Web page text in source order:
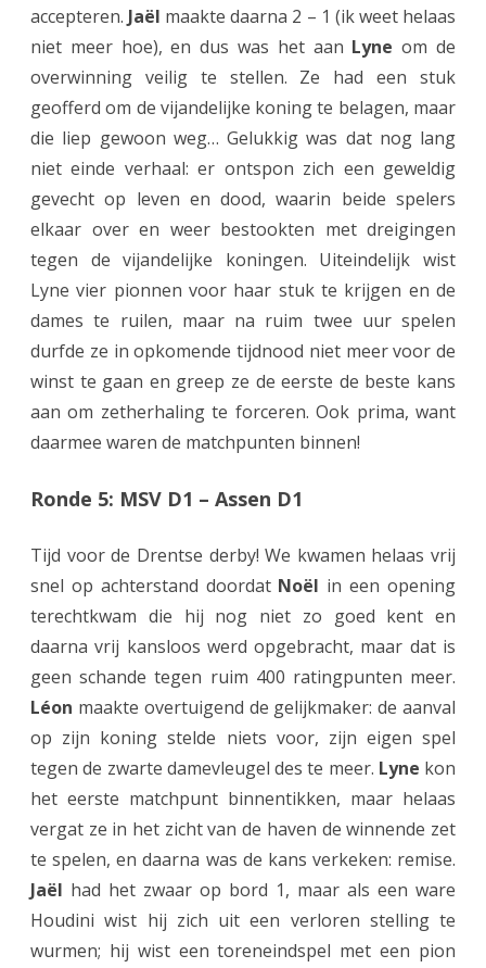
t
s
e
k
e
d
p
s
e
r
e
n
n
K
N
B
-
j
accepteren. Jaël maakte daarna 2 – 1 (ik weet helaas
niet meer hoe), en dus was het aan Lyne om de
overwinning veilig te stellen. Ze had een stuk
geofferd om de vijandelijke koning te belagen, maar
die liep gewoon weg… Gelukkig was dat nog lang
niet einde verhaal: er ontspon zich een geweldig
gevecht op leven en dood, waarin beide spelers
elkaar over en weer bestookten met dreigingen
tegen de vijandelijke koningen. Uiteindelijk wist
Lyne vier pionnen voor haar stuk te krijgen en de
dames te ruilen, maar na ruim twee uur spelen
durfde ze in opkomende tijdnood niet meer voor de
winst te gaan en greep ze de eerste de beste kans
aan om zetherhaling te forceren. Ook prima, want
daarmee waren de matchpunten binnen!
Ronde 5: MSV D1 – Assen D1
Tijd voor de Drentse derby! We kwamen helaas vrij
snel op achterstand doordat Noël in een opening
terechtkwam die hij nog niet zo goed kent en
daarna vrij kansloos werd opgebracht, maar dat is
geen schande tegen ruim 400 ratingpunten meer.
Léon maakte overtuigend de gelijkmaker: de aanval
op zijn koning stelde niets voor, zijn eigen spel
tegen de zwarte damevleugel des te meer. Lyne kon
het eerste matchpunt binnentikken, maar helaas
vergat ze in het zicht van de haven de winnende zet
te spelen, en daarna was de kans verkeken: remise.
Jaël had het zwaar op bord 1, maar als een ware
Houdini wist hij zich uit een verloren stelling te
wurmen; hij wist een toreneindspel met een pion